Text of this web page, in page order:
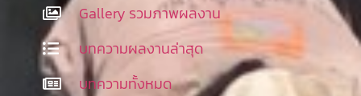
Gallery รวมภาพผลงาน
บทความผลงานล่าสุด
บทความทั้งหมด